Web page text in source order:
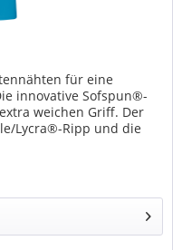
für eine
innovative Sofspun®-
weichen Griff. Der
Lycra®-Ripp und die